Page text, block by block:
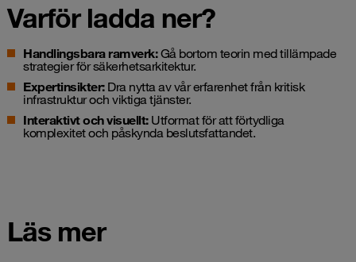
Varför ladda ner?
Handlingsbara ramverk:Gå bortom teorin med tillämpade
strategier för säkerhetsarkitektur.
Expertinsikter:Dra nytta av vår erfarenhet från kritisk
infrastruktur och viktiga tjänster.
Interaktivt och visuellt:Utformat för att förtydliga
komplexitet och påskynda beslutsfattandet.
Läs mer